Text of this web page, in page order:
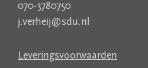
070-3780750
j.verheij@sdu.nl
Leveringsvoorwaarden